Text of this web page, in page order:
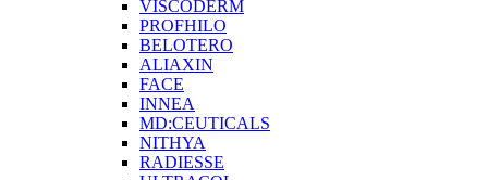
VISCODERM
PROFHILO
BELOTERO
ALIAXIN
FACE
INNEA
MD:CEUTICALS
NITHYA
RADIESSE